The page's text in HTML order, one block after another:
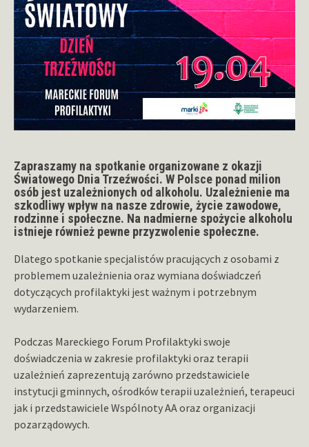
Zapraszamy na spotkanie organizowane z okazji
Światowego Dnia Trzeźwości. W Polsce ponad milion
osób jest uzależnionych od alkoholu. Uzależnienie ma
szkodliwy wpływ na nasze zdrowie, życie zawodowe,
rodzinne i społeczne. Na nadmierne spożycie alkoholu
istnieje również pewne przyzwolenie społeczne.
Dlatego spotkanie specjalistów pracujących z osobami z
problemem uzależnienia oraz wymiana doświadczeń
dotyczących profilaktyki jest ważnym i potrzebnym
wydarzeniem.
Podczas Mareckiego Forum Profilaktyki swoje
doświadczenia w zakresie profilaktyki oraz terapii
uzależnień zaprezentują zarówno przedstawiciele
instytucji gminnych, ośrodków terapii uzależnień, terapeuci
jak i przedstawiciele Wspólnoty AA oraz organizacji
pozarządowych.